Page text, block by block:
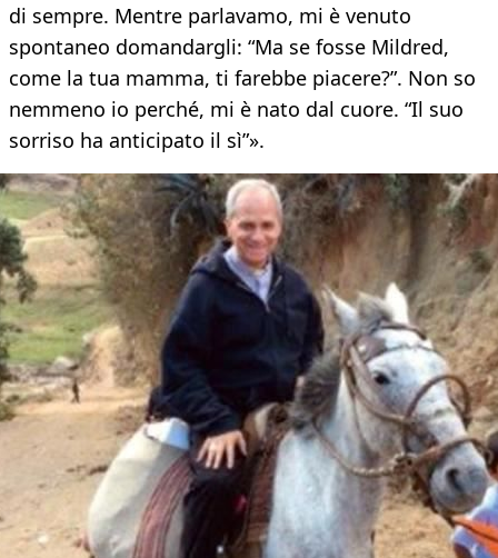
di sempre. Mentre parlavamo, mi è venuto
spontaneo domandargli: “Ma se fosse Mildred,
come la tua mamma, ti farebbe piacere?”. Non so
nemmeno io perché, mi è nato dal cuore. “Il suo
sorriso ha anticipato il sì”».